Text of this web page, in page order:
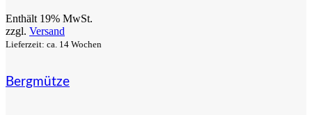
Enthält 19% MwSt.
zzgl. Versand
Lieferzeit: ca. 14 Wochen
Bergmütze